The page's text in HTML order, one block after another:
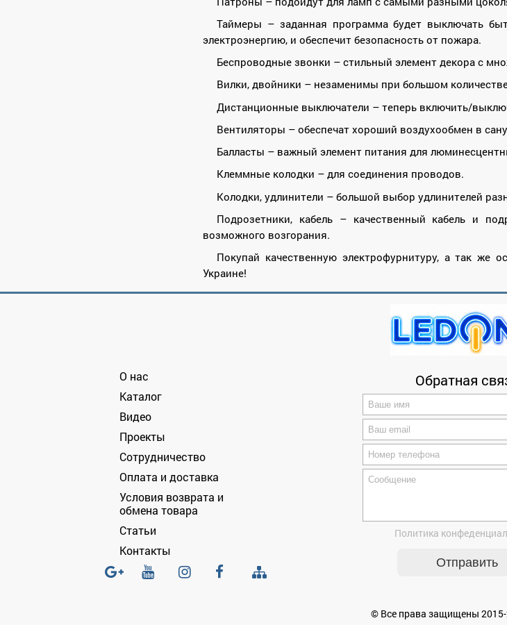
Таймеры – заданная программа будет выключать
электроэнергию, и обеспечит безопасность от пожара.
Беспроводные звонки – стильный элемент декора с
Вилки, двойники – незаменимы при большом
Дистанционные выключатели – теперь включить/
Вентиляторы – обеспечат хороший воздухообмен в
Балласты – важный элемент питания для
Клеммные колодки – для соединения проводов.
Колодки, удлинители – большой выбор удлинителей
Подрозетники, кабель – качественный кабель и
возможного возгорания.
Покупай качественную электрофурнитуру, а так же
Украине!
О нас
Каталог
Видео
Проекты
Сотрудничество
Оплата и доставка
Условия возврата и
обмена товара
Статьи
Контакты
Обратная
Политика
© Все права защищены